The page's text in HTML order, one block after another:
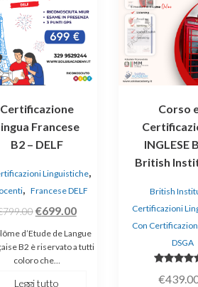
Certificazione
Francese
B2 – DELF
Linguistiche,
, Francese DELF
799.00Il
prezzo
originale
era:
€799.00.
€699.00Il
attuale
d’Etude de Langue
B2 è riservato a tutti
coloro che…
Leggi tutto
Corso
INGLESE
British
British
Certificazioni
Con
DSGA
5.00
€